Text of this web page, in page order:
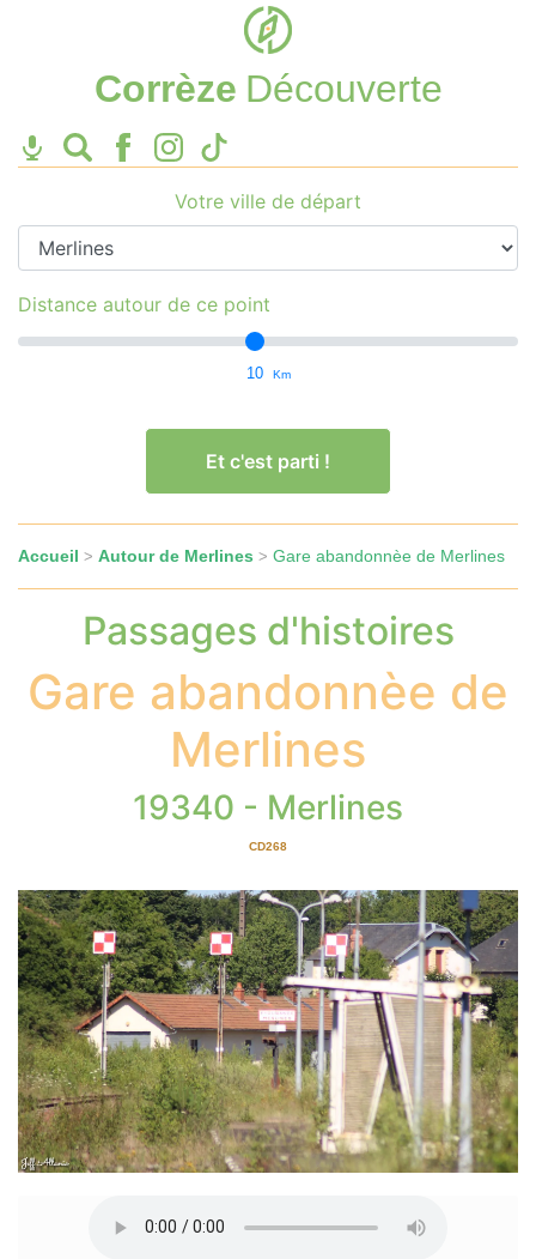
Corrèze Découverte
Votre ville de départ
Distance autour de ce point
10 Km
Et c'est parti !
Accueil > Autour de Merlines > Gare abandonnèe de Merlines
Passages d'histoires
Gare abandonnèe de
Merlines
19340 - Merlines
CD268